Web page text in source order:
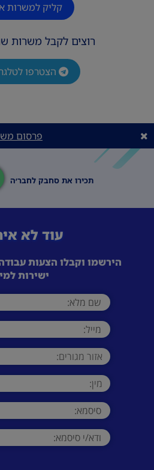
קליק למשרות
רוצים לקבל משרות
הצטרפו
פרסום
תכירו את סחבק לחבר׳ה
עוד לא
הירשמו וקבלו הצעות
ישירות